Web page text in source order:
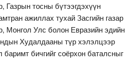
Газрын тосны бүтээгдэхүүн
ажиллах тухай Засгийн газар
Монгол Улс болон Евразийн эдийн
Худалдааны түр хэлэлцээр
баримт бичгийг соёрхон баталсныг